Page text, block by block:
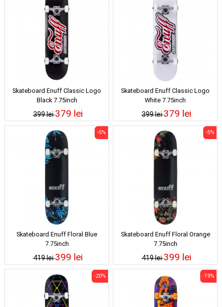
Skateboard Enuff Classic Logo
Black 7.75inch
399 lei379 lei
Skateboard Enuff Classic Logo
White 7.75inch
399 lei379 lei
Skateboard Enuff Floral Blue
7.75inch
419 lei
-5%
399 lei
Skateboard Enuff Floral Orange
7.75inch
419 lei
-5%
399 lei
-20% -19%